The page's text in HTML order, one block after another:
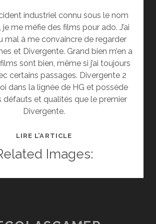
industriel connu sous le nom
me méfie des films pour ado. J’ai
mal à me convaincre de regarder
et Divergente. Grand bien m’en a
sont bien, même si j’ai toujours
certains passages. Divergente 2
dans la lignée de HG et possède
défauts et qualités que le premier
Divergente.
LIRE L’ARTICLE[CINÉ]
:
Images: